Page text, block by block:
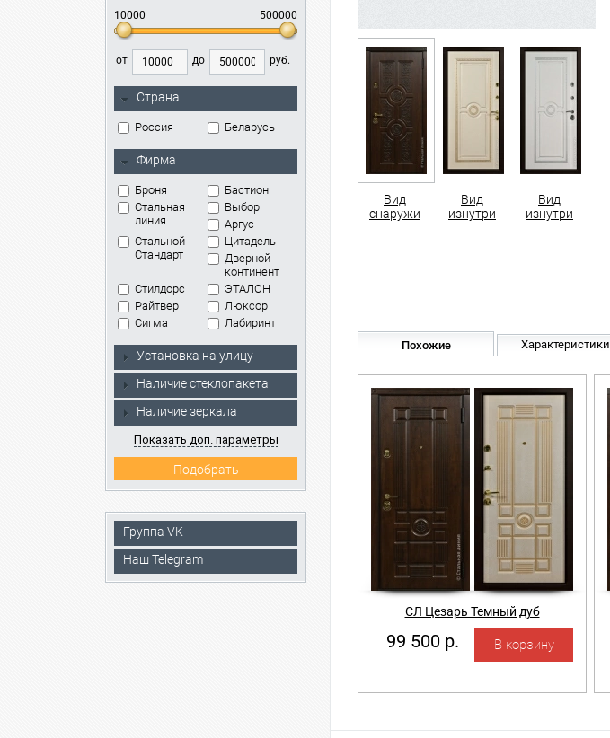
10000 500000
от до руб.
Страна
Россия Беларусь
Фирма
Броня
Бастион
Стальная
линия
Выбор
Аргус
Стальной
Стандарт
Цитадель
Дверной
континент
Стилдорс
ЭТАЛОН
Райтвер
Люксор
Сигма
Лабиринт
Установка на улицу
Наличие стеклопакета
Наличие зеркала
Показать доп. параметры
Группа VK
Наш Telegram
Вид
снаружи
Вид
изнутри
Вид
изнутри
Похожие Характеристики
СЛ Цезарь Темный дуб
99 500 р.